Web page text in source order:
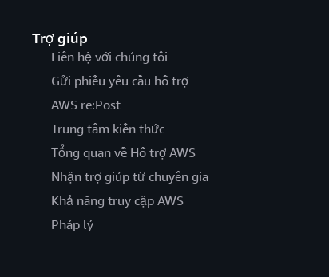
Trợ giúp
Liên hệ với chúng tôi
Gửi phiếu yêu cầu hỗ trợ
AWS re:Post
Trung tâm kiến thức
Tổng quan về Hỗ trợ AWS
Nhận trợ giúp từ chuyên gia
Khả năng truy cập AWS
Pháp lý